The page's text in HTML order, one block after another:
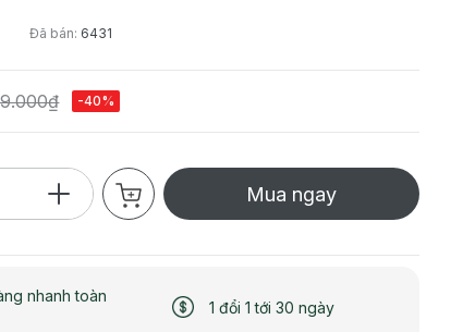
Đã bán: 6431
-40%
Mua ngay
nhanh toàn
1 đổi 1 tới 30 ngày